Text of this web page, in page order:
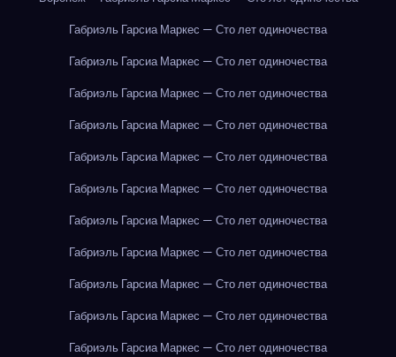
Габриэль Гарсиа Маркес — Сто лет одиночества
Габриэль Гарсиа Маркес — Сто лет одиночества
Габриэль Гарсиа Маркес — Сто лет одиночества
Габриэль Гарсиа Маркес — Сто лет одиночества
Габриэль Гарсиа Маркес — Сто лет одиночества
Габриэль Гарсиа Маркес — Сто лет одиночества
Габриэль Гарсиа Маркес — Сто лет одиночества
Габриэль Гарсиа Маркес — Сто лет одиночества
Габриэль Гарсиа Маркес — Сто лет одиночества
Габриэль Гарсиа Маркес — Сто лет одиночества
Габриэль Гарсиа Маркес — Сто лет одиночества